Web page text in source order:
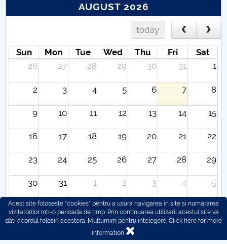
AUGUST 2026
today
Sun Mon Tue Wed Thu Fri
Sat
26
27 28 29 30 31 1
2 3 4 5 6 7 8
9 10 11 12 13 14 15
16 17 18 19 20 21 22
23 24 25 26 27 28 29
30 31 1 2 3 4 5
Acest site foloseste "cookies" pentru a usura navigarea in site si numararea
vizitatorilor intr-o perioada de timp. Prin continuarea utilizarii acestui site va
dati acordul folosiri acestora. Multumim pentru intelegere. Click here for more
information